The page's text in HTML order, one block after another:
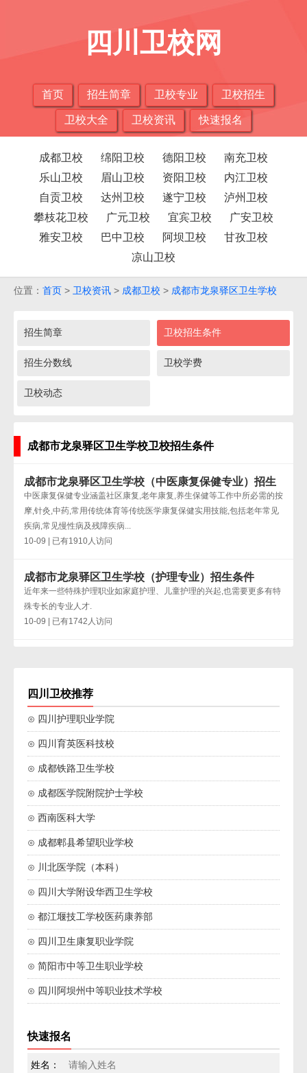
四川卫校网
首页 招生简章 卫校专业 卫校招生
卫校大全 卫校资讯 快速报名
成都卫校 绵阳卫校 德阳卫校
南充卫校
乐山卫校
眉山卫校 资阳卫校
内江卫校
自贡卫校
达州卫校 遂宁卫校
泸州卫校
攀枝花卫校
广元卫校 宜宾卫校
广安卫校
雅安卫校
巴中卫校 阿坝卫校
甘孜卫校
凉山卫校
位置： 首页 > 卫校资讯 > 成都卫校 > 成都市龙泉驿区卫生学校
招生简章 卫校招生条件
招生分数线 卫校学费
卫校动态
成都市龙泉驿区卫生学校卫校招生条件
成都市龙泉驿区卫生学校（中医康复保健专业）招生
条件
中医康复保健专业涵盖社区康复,老年康复,养生保健等工作中所必需的按
摩,针灸,中药,常用传统体育等传统医学康复保健实用技能,包括老年常见
疾病,常见慢性病及残障疾病...
10-09 | 已有1910人访问
成都市龙泉驿区卫生学校（护理专业）招生条件
近年来一些特殊护理职业如家庭护理、儿童护理的兴起,也需要更多有特
殊专长的专业人才.
10-09 | 已有1742人访问
四川卫校推荐
⊙ 四川护理职业学院
⊙ 四川育英医科技校
⊙ 成都铁路卫生学校
⊙ 成都医学院附院护士学校
⊙ 西南医科大学
⊙ 成都郫县希望职业学校
⊙ 川北医学院（本科）
⊙ 四川大学附设华西卫生学校
⊙ 都江堰技工学校医药康养部
⊙ 四川卫生康复职业学院
⊙ 简阳市中等卫生职业学校
⊙ 四川阿坝州中等职业技术学校
快速报名
姓名：